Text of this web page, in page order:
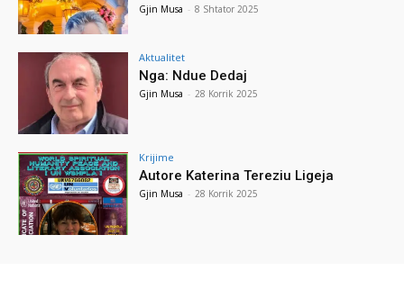
Gjin Musa - 8 Shtator 2025
Aktualitet
Nga: Ndue Dedaj
Gjin Musa - 28 Korrik 2025
Krijime
Autore Katerina Tereziu Ligeja
Gjin Musa - 28 Korrik 2025